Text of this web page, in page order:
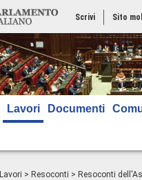
Scrivi Sito
Lavori Documenti
Lavori > Resoconti > Resoconti